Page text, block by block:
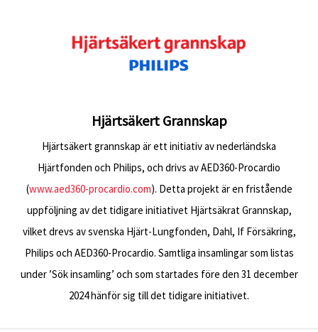
Hjärtsäkert Grannskap
Hjärtsäkert grannskap är ett initiativ av nederländska
Hjärtfonden och Philips, och drivs av AED360-Procardio
(www.aed360-procardio.com). Detta projekt är en fristående
uppföljning av det tidigare initiativet Hjärtsäkrat Grannskap,
vilket drevs av svenska Hjärt-Lungfonden, Dahl, If Försäkring,
Philips och AED360-Procardio. Samtliga insamlingar som listas
under ’Sök insamling’ och som startades före den 31 december
2024 hänför sig till det tidigare initiativet.